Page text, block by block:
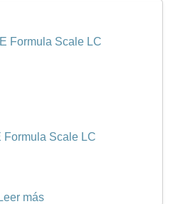
Formula Scale LC
Leer más